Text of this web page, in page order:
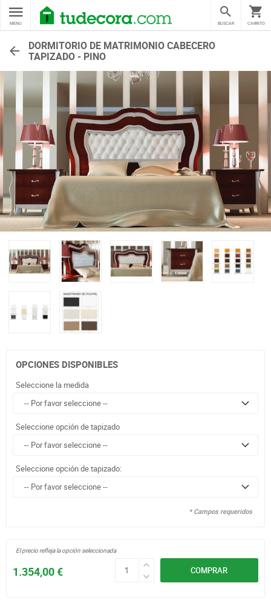
MENU CARRITO
BUSCAR
DORMITORIO DE MATRIMONIO CABECERO
TAPIZADO - PINO
OPCIONES DISPONIBLES
Seleccione la medida
Seleccione opción de tapizado
Seleccione opción de tapizado:
* Campos requeridos
COMPRAR
1.354,00 €
El precio refleja la opción seleccionada